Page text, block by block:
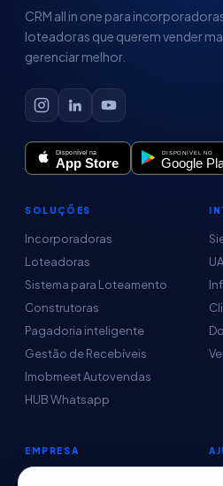
CRM all in one para
loteadoras que querem vender
gerenciar melhor.
SOLUÇÕES
Incorporadoras
Loteadoras
Sistema para Loteamento
Construtoras
Pagadoria inteligente
Gestão de Recebíveis
Imobmeet Autovendas
HUB Whatsapp
EMPRESA